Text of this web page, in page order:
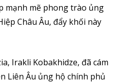
mạnh mẽ phong trào ủng
Châu Âu, đẩy khối này
Irakli Kobakhidze, đã cám
Liên Âu ủng hộ chính phủ